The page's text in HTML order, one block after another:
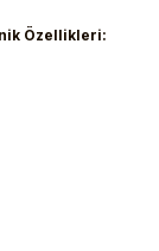
Özellikleri: